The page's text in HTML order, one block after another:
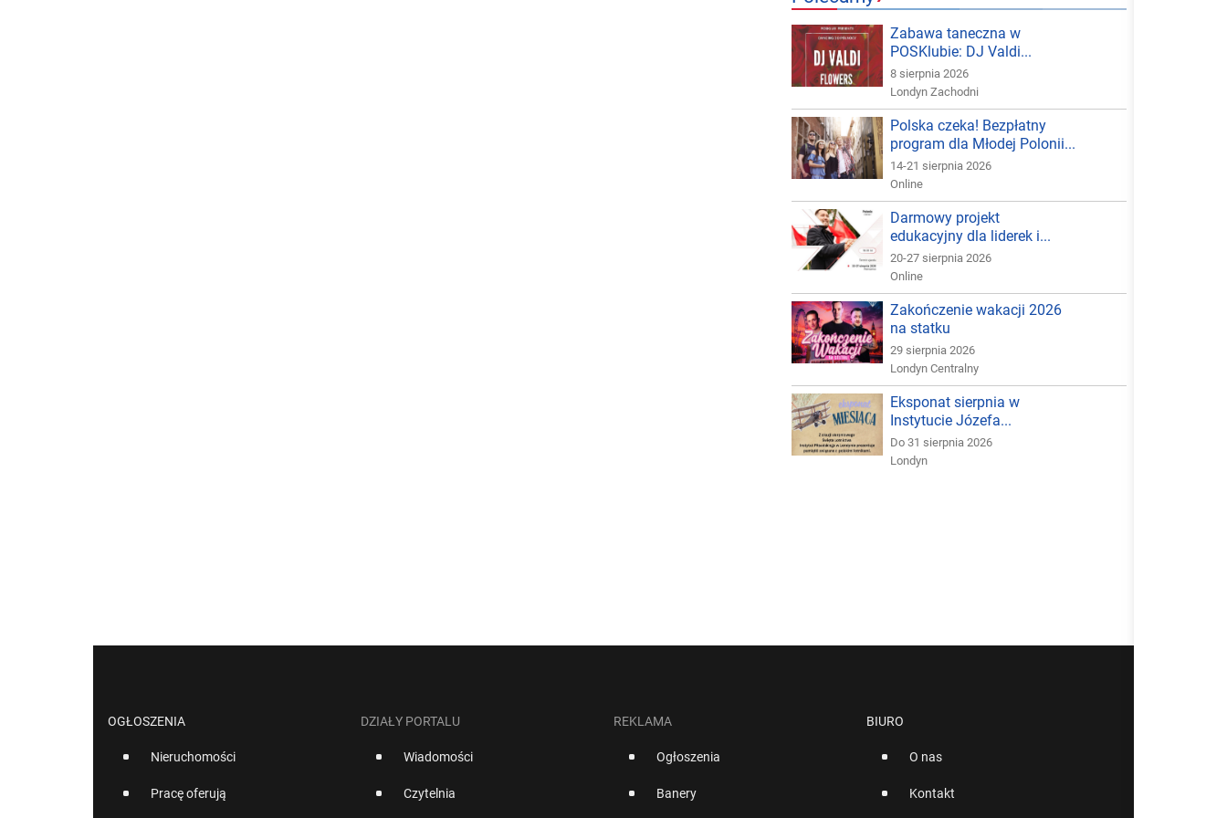
Zabawa taneczna w
POSKlubie: DJ Valdi...
8 sierpnia 2026
Londyn Zachodni
Polska czeka! Bezpłatny
program dla Młodej Polonii...
14-21 sierpnia 2026
Online
Darmowy projekt
edukacyjny dla liderek i...
20-27 sierpnia 2026
Online
Zakończenie wakacji 2026
na statku
29 sierpnia 2026
Londyn Centralny
Eksponat sierpnia w
Instytucie Józefa...
Do 31 sierpnia 2026
Londyn
OGŁOSZENIA
Nieruchomości
Pracę oferują
DZIAŁY PORTALU
Wiadomości
Czytelnia
REKLAMA
Ogłoszenia
Banery
BIURO
O nas
Kontakt